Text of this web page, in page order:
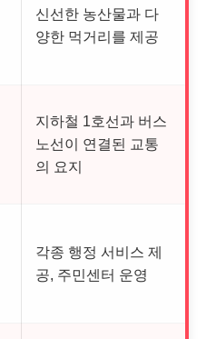
신선한 농산물과 다
양한 먹거리를 제공
지하철 1호선과 버스
노선이 연결된 교통
의 요지
각종 행정 서비스 제
공, 주민센터 운영